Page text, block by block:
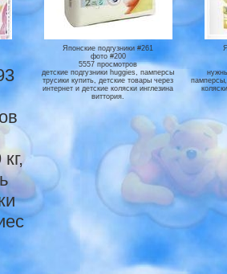
Японские подгузники #261
фото #200
5557 просмотров
детские подгузники huggies, памперсы
трусики купить, детские товары через
интернет и детские коляски инглезина
виттория.